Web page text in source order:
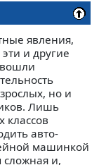
явления,
и другие
вошли
но и
Лишь
авто­
машинкой
сложная и,